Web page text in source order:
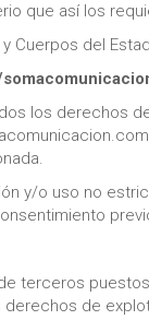
que así los
Cuerpos del
los derechos
y/o uso no
terceros
de